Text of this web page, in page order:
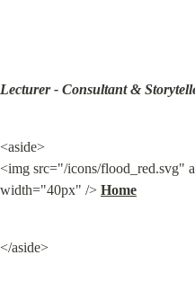
Lecturer - Consultant &
<aside>
<img src="/icons/flood_red.svg"
width="40px" /> Home
</aside>